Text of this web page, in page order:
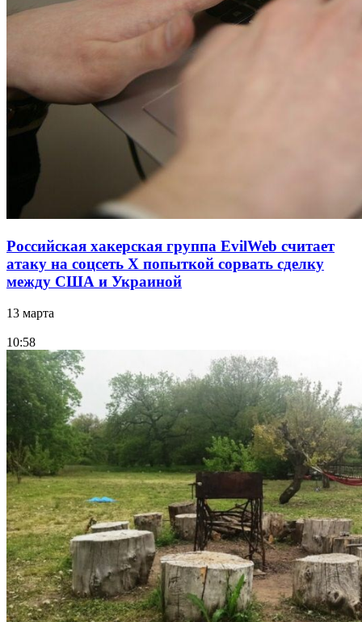
Российская хакерская группа EvilWeb считает
атаку на соцсеть Х попыткой сорвать сделку
между США и Украиной
13 марта
10:58